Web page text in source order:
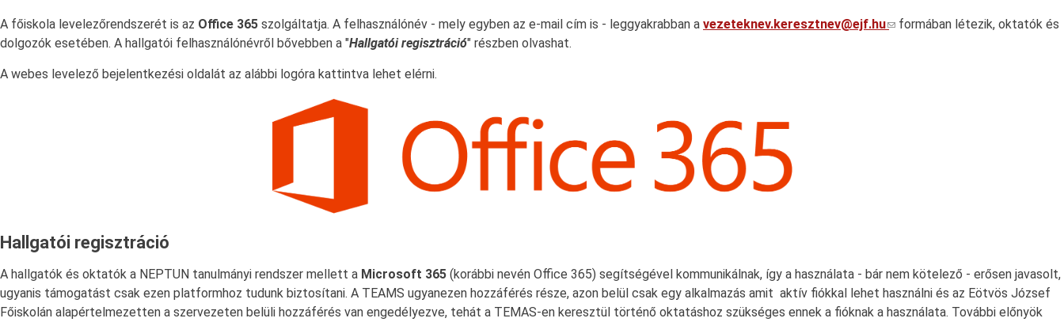
A főiskola levelezőrendszerét is az Office 365 szolgáltatja. A felhasználónév - mely egyben az e-mail cím is - leggyakrabban a vezeteknev.keresztnev@ejf.hu
formában létezik, oktatók és
dolgozók esetében. A hallgatói felhasználónévről bővebben a "Hallgatói regisztráció" részben olvashat.
A webes levelező bejelentkezési oldalát az alábbi logóra kattintva lehet elérni.
Hallgatói regisztráció
A hallgatók és oktatók a NEPTUN tanulmányi rendszer mellett a Microsoft 365 (korábbi nevén Office 365) segítségével kommunikálnak, így a használata - bár nem kötelező - erősen javasolt,
ugyanis támogatást csak ezen platformhoz tudunk biztosítani. A TEAMS ugyanezen hozzáférés része, azon belül csak egy alkalmazás amit aktív fiókkal lehet használni és az Eötvös József
Főiskolán alapértelmezetten a szervezeten belüli hozzáférés van engedélyezve, tehát a TEMAS-en keresztül történő oktatáshoz szükséges ennek a fióknak a használata. További előnyök